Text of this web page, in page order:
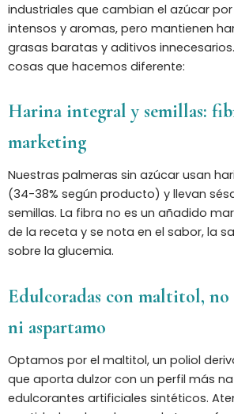
industriales que cambian el azúcar
intensos y aromas, pero mantienen
grasas baratas y aditivos
cosas que hacemos diferente:
Harina integral y semillas:
marketing
Nuestras palmeras sin azúcar usan
(34-38% según producto) y llevan
semillas. La fibra no es un añadido
de la receta y se nota en el sabor, la
sobre la glucemia.
Edulcoradas con maltitol, no
ni aspartamo
Optamos por el maltitol, un poliol
que aporta dulzor con un perfil más
edulcorantes artificiales sintéticos.